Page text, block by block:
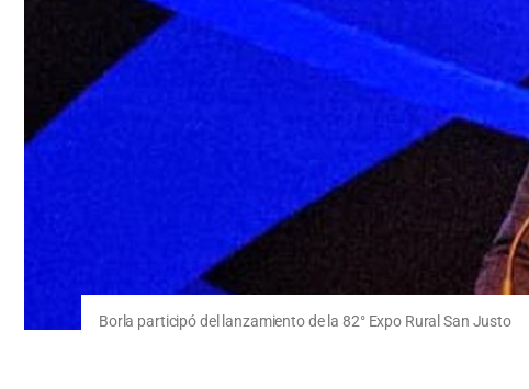
Borla participó del lanzamiento de la 82° Expo Rural San Justo